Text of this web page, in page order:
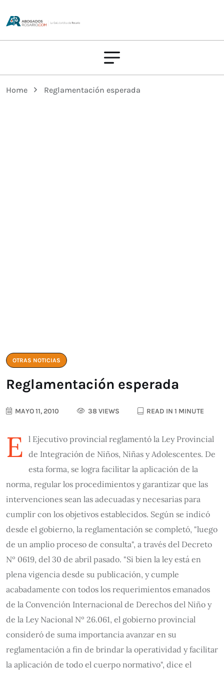
Home Reglamentación esperada
OTRAS NOTICIAS
Reglamentación esperada
MAYO 11, 2010 38 VIEWS READ IN 1 MINUTE
E l Ejecutivo provincial reglamentó la Ley Provincial
de Integración de Niños, Niñas y Adolescentes. De
esta forma, se logra facilitar la aplicación de la
norma, regular los procedimientos y garantizar que las
intervenciones sean las adecuadas y necesarias para
cumplir con los objetivos establecidos. Según se indicó
desde el gobierno, la reglamentación se completó, "luego
de un amplio proceso de consulta", a través del Decreto
Nº 0619, del 30 de abril pasado. "Si bien la ley está en
plena vigencia desde su publicación, y cumple
acabadamente con todos los requerimientos emanados
de la Convención Internacional de Derechos del Niño y
de la Ley Nacional Nº 26.061, el gobierno provincial
consideró de suma importancia avanzar en su
reglamentación a fin de brindar la operatividad y facilitar
la aplicación de todo el cuerpo normativo", dice el